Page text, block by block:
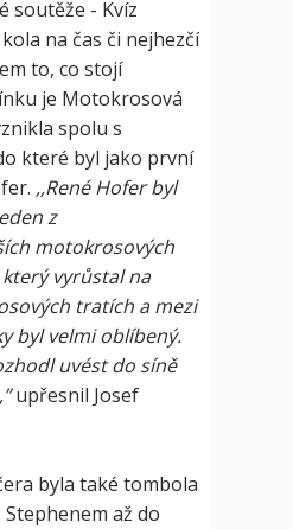
soutěže - Kvíz
na čas či nejhezčí
to, co stojí
je Motokrosová
spolu s
které byl jako první
,,René Hofer byl
z
motokrosových
vyrůstal na
tratích a mezi
byl velmi oblíbený.
uvést do síně
upřesnil Josef
byla také tombola
až do